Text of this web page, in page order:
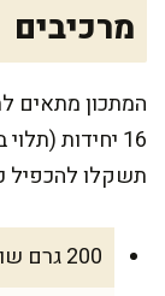
מרכיבים
16 יחידות
תשקלו להכפיל
200 גרם שוקולד מריר איכותי